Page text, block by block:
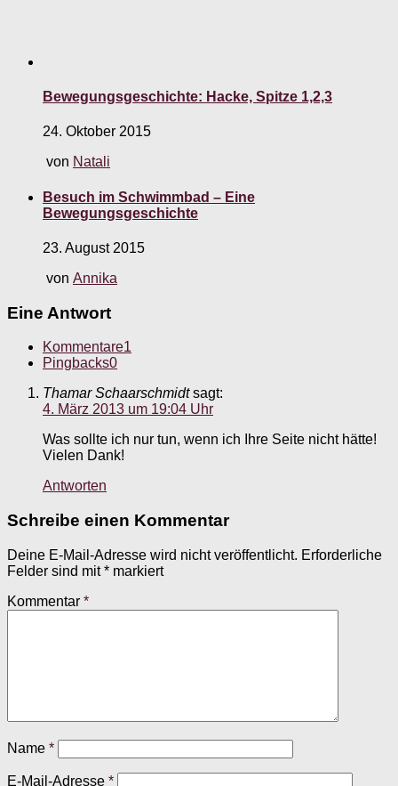
Bewegungsgeschichte: Hacke, Spitze 1,2,3
24. Oktober 2015
von Natali
Besuch im Schwimmbad – Eine
Bewegungsgeschichte
23. August 2015
von Annika
Eine Antwort
Kommentare1
Pingbacks0
Thamar Schaarschmidt sagt:
4. März 2013 um 19:04 Uhr
Was sollte ich nur tun, wenn ich Ihre Seite nicht hätte!
Vielen Dank!
Antworten
Schreibe einen Kommentar
Deine E-Mail-Adresse wird nicht veröffentlicht. Erforderliche
Felder sind mit* markiert
Kommentar *
Name *
E-Mail-Adresse *